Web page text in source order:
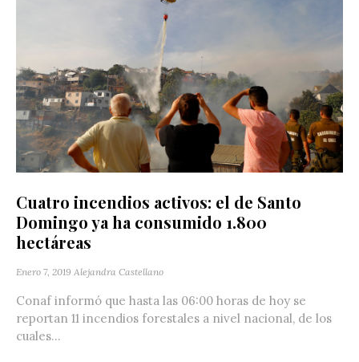
Cuatro incendios activos: el de Santo
Domingo ya ha consumido 1.800
hectáreas
Enero 7, 2019 Alejandra Castellano
Conaf informó que hasta las 06:00 horas de hoy se
reportan 11 incendios forestales a nivel nacional, de los
cuales...